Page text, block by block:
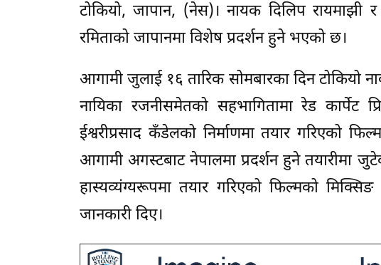
टोकियो, जापान, (नेस)। नायक दिलिप
रमिताको जापानमा विशेष प्रदर्शन हुने भएको छ।
आगामी जुलाई १६ तारिक सोमबारका दिन टोकियो
नायिका रजनीसमेतको सहभागितामा रेड कार्पेट
ईश्वरीप्रसाद कँडेलको निर्माणमा तयार गरिएको
आगामी अगस्टबाट नेपालमा प्रदर्शन हुने तयारीमा
हास्यव्यंग्यरूपमा तयार गरिएको फिल्मको
जानकारी दिए।